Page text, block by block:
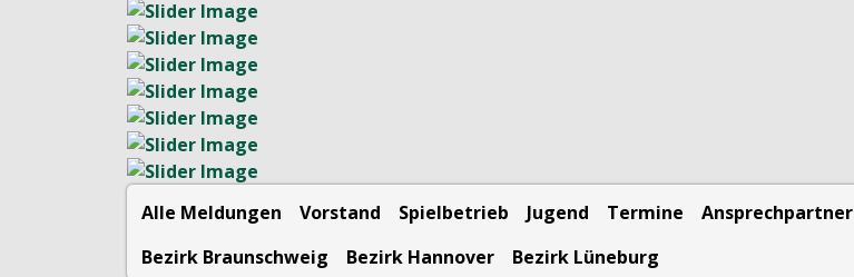
Alle Meldungen Vorstand Spielbetrieb Jugend Termine Ansprechpartner
Bezirk Braunschweig
Bezirk Hannover Bezirk Lüneburg